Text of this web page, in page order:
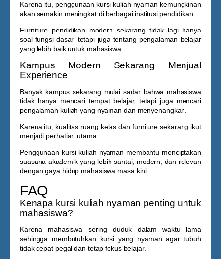
Karena itu, penggunaan kursi kuliah nyaman kemungkinan
akan semakin meningkat di berbagai institusi pendidikan.
Furniture pendidikan modern sekarang tidak lagi hanya
soal fungsi dasar, tetapi juga tentang pengalaman belajar
yang lebih baik untuk mahasiswa.
Kampus Modern Sekarang Menjual
Experience
Banyak kampus sekarang mulai sadar bahwa mahasiswa
tidak hanya mencari tempat belajar, tetapi juga mencari
pengalaman kuliah yang nyaman dan menyenangkan.
Karena itu, kualitas ruang kelas dan furniture sekarang ikut
menjadi perhatian utama.
Penggunaan kursi kuliah nyaman membantu menciptakan
suasana akademik yang lebih santai, modern, dan relevan
dengan gaya hidup mahasiswa masa kini.
FAQ
Kenapa kursi kuliah nyaman penting untuk
mahasiswa?
Karena mahasiswa sering duduk dalam waktu lama
sehingga membutuhkan kursi yang nyaman agar tubuh
tidak cepat pegal dan tetap fokus belajar.